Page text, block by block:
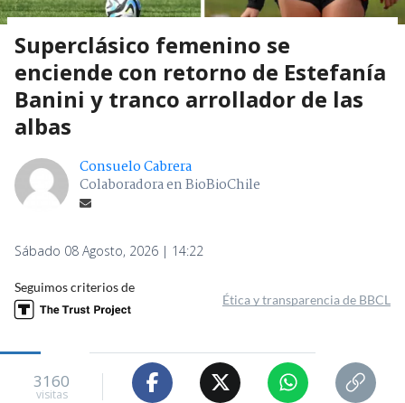
Superclásico femenino se
enciende con retorno de Estefanía
Banini y tranco arrollador de las
albas
Consuelo Cabrera
Colaboradora en BioBioChile
Sábado 08 Agosto, 2026 | 14:22
Seguimos criterios de
Ética y transparencia de BBCL
3160
visitas